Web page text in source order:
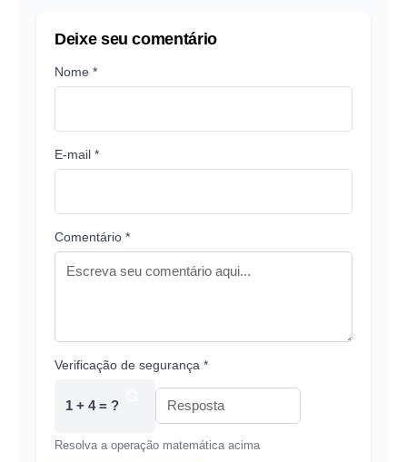
Deixe seu comentário
Nome *
E-mail *
Comentário *
Verificação de segurança *
1 + 4 = ?
Resolva a operação matemática acima